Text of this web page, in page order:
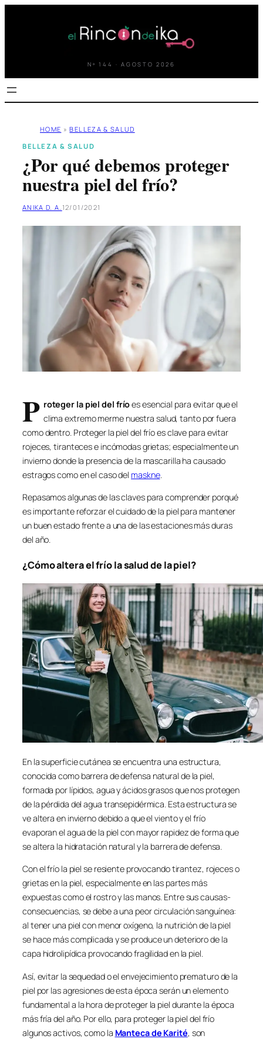
Nº 144 · AGOSTO 2026
HOME » BELLEZA & SALUD
BELLEZA & SALUD
¿Por qué debemos proteger
nuestra piel del frío?
ANIKA D. A. 12/01/2021
P roteger la piel del fríoes esencial para evitar que el
clima extremo merme nuestra salud, tanto por fuera
como dentro. Proteger la piel del frío es clave para evitar
rojeces, tiranteces e incómodas grietas; especialmente un
invierno donde la presencia de la mascarilla ha causado
estragos como en el caso del maskne.
Repasamos algunas de las claves para comprender porqué
es importante reforzar el cuidado de la piel para mantener
un buen estado frente a una de las estaciones más duras
del año.
¿Cómo altera el frío la salud de la piel?
En la superficie cutánea se encuentra una estructura,
conocida como barrera de defensa natural de la piel,
formada por lípidos, agua y ácidos grasos que nos protegen
de la pérdida del agua transepidérmica. Esta estructura se
ve altera en invierno debido a que el viento y el frío
evaporan el agua de la piel con mayor rapidez de forma que
se altera la hidratación natural y la barrera de defensa.
Con el frío la piel se resiente provocando tirantez, rojeces o
grietas en la piel, especialmente en las partes más
expuestas como el rostro y las manos. Entre sus causas-
consecuencias, se debe a una peor circulación sanguínea:
al tener una piel con menor oxígeno, la nutrición de la piel
se hace más complicada y se produce un deterioro de la
capa hidrolipídica provocando fragilidad en la piel.
Así, evitar la sequedad o el envejecimiento prematuro de la
piel por las agresiones de esta época serán un elemento
fundamental a la hora de proteger la piel durante la época
más fría del año. Por ello, para proteger la piel del frío
algunos activos, como la Manteca de Karité, son